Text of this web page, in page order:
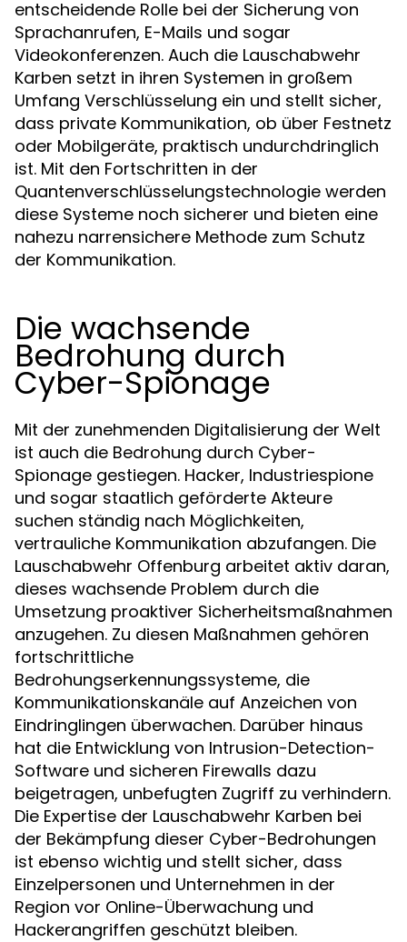
entscheidende Rolle bei der Sicherung von
Sprachanrufen, E-Mails und sogar
Videokonferenzen. Auch die Lauschabwehr
Karben setzt in ihren Systemen in großem
Umfang Verschlüsselung ein und stellt sicher,
dass private Kommunikation, ob über Festnetz
oder Mobilgeräte, praktisch undurchdringlich
ist. Mit den Fortschritten in der
Quantenverschlüsselungstechnologie werden
diese Systeme noch sicherer und bieten eine
nahezu narrensichere Methode zum Schutz
der Kommunikation.
Die wachsende
Bedrohung durch
Cyber-Spionage
Mit der zunehmenden Digitalisierung der Welt
ist auch die Bedrohung durch Cyber-
Spionage gestiegen. Hacker, Industriespione
und sogar staatlich geförderte Akteure
suchen ständig nach Möglichkeiten,
vertrauliche Kommunikation abzufangen. Die
Lauschabwehr Offenburg arbeitet aktiv daran,
dieses wachsende Problem durch die
Umsetzung proaktiver Sicherheitsmaßnahmen
anzugehen. Zu diesen Maßnahmen gehören
fortschrittliche
Bedrohungserkennungssysteme, die
Kommunikationskanäle auf Anzeichen von
Eindringlingen überwachen. Darüber hinaus
hat die Entwicklung von Intrusion-Detection-
Software und sicheren Firewalls dazu
beigetragen, unbefugten Zugriff zu verhindern.
Die Expertise der Lauschabwehr Karben bei
der Bekämpfung dieser Cyber-Bedrohungen
ist ebenso wichtig und stellt sicher, dass
Einzelpersonen und Unternehmen in der
Region vor Online-Überwachung und
Hackerangriffen geschützt bleiben.